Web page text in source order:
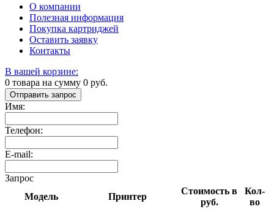
О компании
Полезная информация
Покупка картриджей
Оставить заявку
Контакты
В вашей корзине:
0 товара на сумму 0 руб.
Отправить запрос
Имя:
Телефон:
E-mail:
Запрос
Модель
Принтер
Стоимость в
руб.
Кол-
во